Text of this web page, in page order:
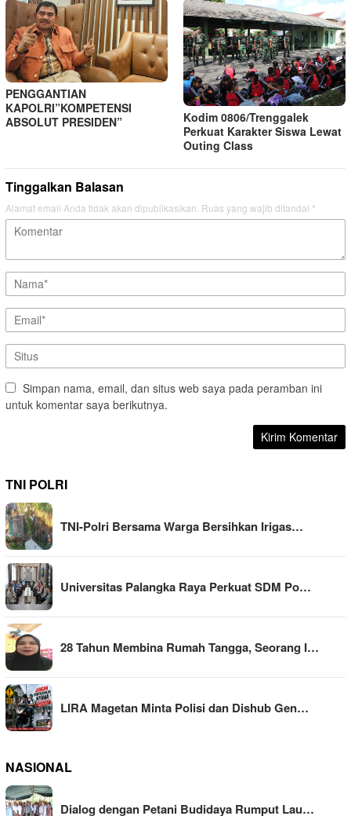
PENGGANTIAN
KAPOLRI”KOMPETENSI
ABSOLUT PRESIDEN”
Kodim 0806/Trenggalek
Perkuat Karakter Siswa Lewat
Outing Class
Tinggalkan Balasan
Alamat email Anda tidak akan dipublikasikan. Ruas yang wajib ditandai *
Simpan nama, email, dan situs web saya pada peramban ini
untuk komentar saya berikutnya.
TNI POLRI
TNI-Polri Bersama Warga Bersihkan Irigas…
Universitas Palangka Raya Perkuat SDM Po…
28 Tahun Membina Rumah Tangga, Seorang I…
LIRA Magetan Minta Polisi dan Dishub Gen…
NASIONAL
Dialog dengan Petani Budidaya Rumput Lau…